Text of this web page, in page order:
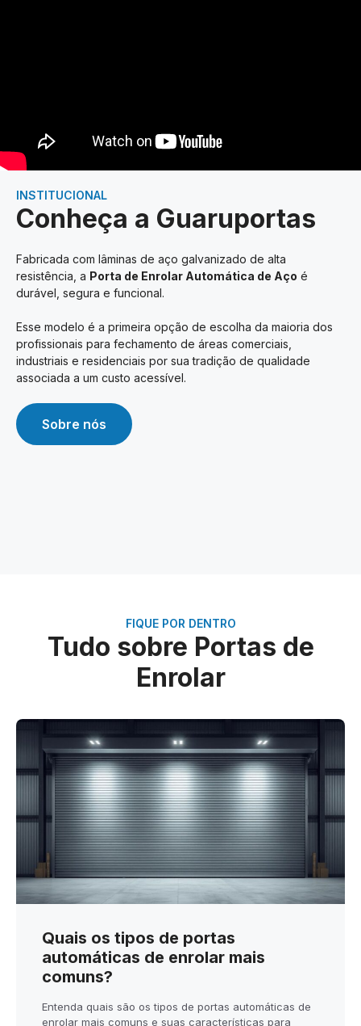
INSTITUCIONAL
Conheça a Guaruportas
Fabricada com lâminas de aço galvanizado de alta
resistência, a Porta de Enrolar Automática de Aço é
durável, segura e funcional.
Esse modelo é a primeira opção de escolha da maioria dos
profissionais para fechamento de áreas comerciais,
industriais e residenciais por sua tradição de qualidade
associada a um custo acessível.
Sobre nós
FIQUE POR DENTRO
Tudo sobre Portas de
Enrolar
Quais os tipos de portas
automáticas de enrolar mais
comuns?
Entenda quais são os tipos de portas automáticas de
enrolar mais comuns e suas características para